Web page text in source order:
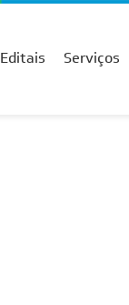
Editais Serviços